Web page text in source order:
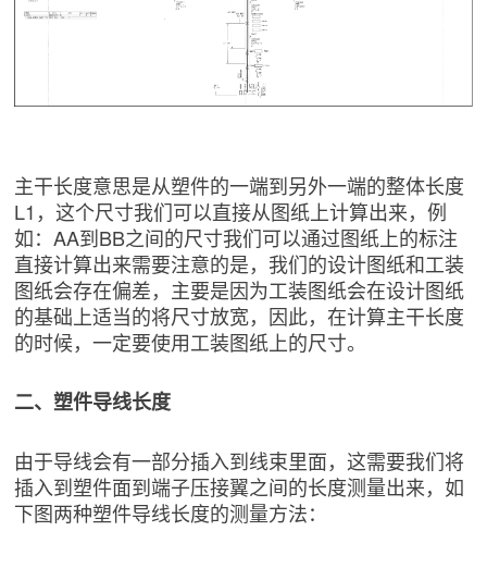
主干长度意思是从塑件的一端到另外一端的整体长度
L1，这个尺寸我们可以直接从图纸上计算出来，例
如：AA到BB之间的尺寸我们可以通过图纸上的标注
直接计算出来需要注意的是，我们的设计图纸和工装
图纸会存在偏差，主要是因为工装图纸会在设计图纸
的基础上适当的将尺寸放宽，因此，在计算主干长度
的时候，一定要使用工装图纸上的尺寸。
二、塑件导线长度
由于导线会有一部分插入到线束里面，这需要我们将
插入到塑件面到端子压接翼之间的长度测量出来，如
下图两种塑件导线长度的测量方法：